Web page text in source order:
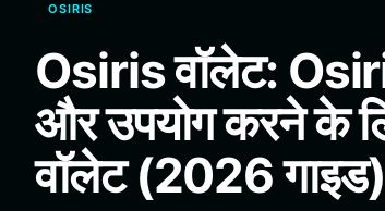
繁體中文
Bahasa Indonesia
ภาษาไทย
Español
Português (Brasil)
OSIRIS
Osiris वॉलेट:
और उपयोग करने के
वॉलेट (2026 गाइड)